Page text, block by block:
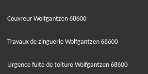
Couvreur Wolfgantzen 68600
Travaux de zinguerie Wolfgantzen 68600
Urgence fuite de toiture Wolfgantzen 68600